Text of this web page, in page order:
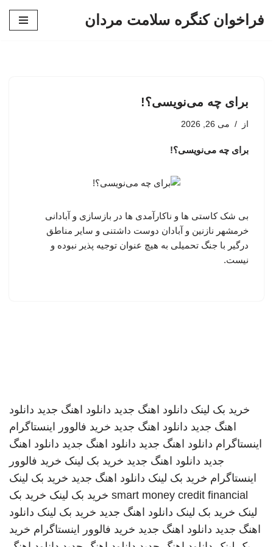
فراخوان کنگره سلامت مردان
برای چه می‌نویسی؟!
از می 26, 2026
برای چه می‌نویسی؟!
بی شک کاستی ها و ناکارآمدی ها در بازسازی و آبادانی
خرمشهر نازنین و آبادان دوست داشتنی و سایر مناطق
درگیر با جنگ تحمیلی به هیچ عنوان توجیه پذیر نبوده و
نیست.
خرید بک لینک دانلود اهنگ جدید دانلود اهنگ جدید دانلود
اهنگ جدید دانلود اهنگ جدید خرید فالوور اینستاگرام
اینستاگرام دانلود اهنگ جدید دانلود اهنگ جدید دانلود اهنگ
جدید دانلود اهنگ جدید خرید بک لینک خرید فالوور
اینستاگرام خرید بک لینک دانلود اهنگ جدید خرید بک لینک
smart money credit financial خرید بک لینک خرید بک
لینک خرید بک لینک دانلود اهنگ جدید خرید بک لینک دانلود
اهنگ جدید دانلود اهنگ جدید خرید فالوور اینستاگرام خرید